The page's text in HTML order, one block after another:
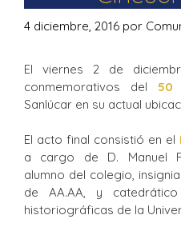
4 diciembre, 2016 por
El viernes 2 de
conmemorativos del 50
Sanlúcar en su actual
El acto final consistió en el
a cargo de D. Manuel
alumno del colegio,
de AA.AA, y
historiográficas de la